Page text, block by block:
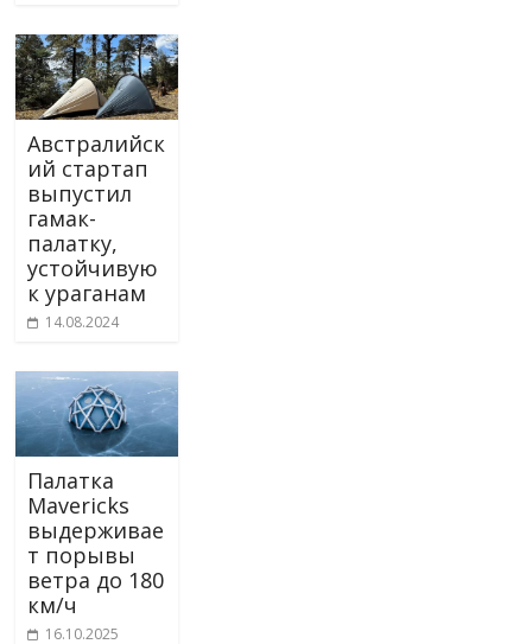
Австралийск
ий стартап
выпустил
гамак-
палатку,
устойчивую
к ураганам
14.08.2024
Палатка
Mavericks
выдерживае
т порывы
ветра до 180
км/ч
16.10.2025